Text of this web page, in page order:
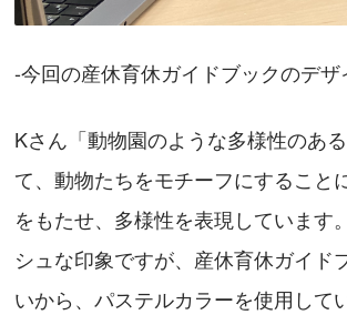
-今回の産休育休ガイドブックのデ
Kさん「動物園のような多様性のあ
て、動物たちをモチーフにすること
をもたせ、多様性を表現しています
シュな印象ですが、産休育休ガイド
いから、パステルカラーを使用して